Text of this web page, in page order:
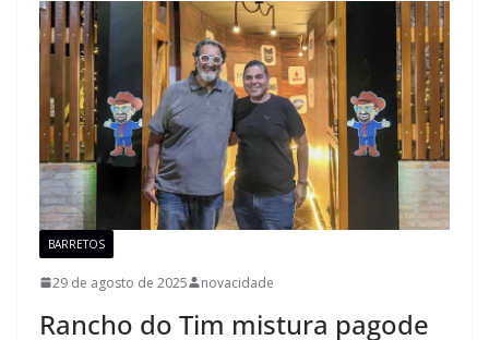
BARRETOS
29 de agosto de 2025 novacidade
Rancho do Tim mistura pagode